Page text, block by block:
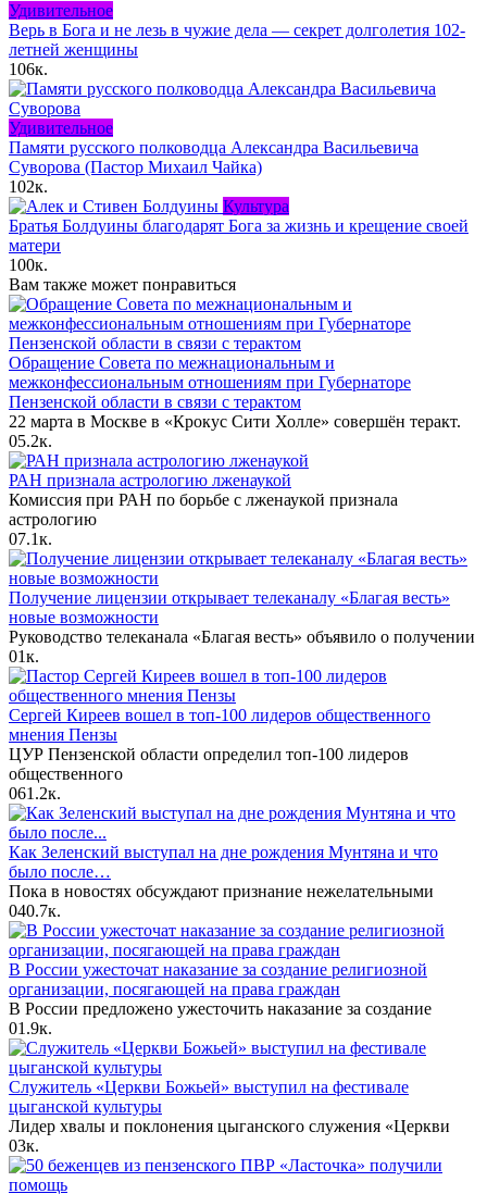
Удивительное
Верь в Бога и не лезь в чужие дела — секрет долголетия 102-
летней женщины
106к.
Удивительное
Памяти русского полководца Александра Васильевича
Суворова (Пастор Михаил Чайка)
102к.
Культура
Братья Болдуины благодарят Бога за жизнь и крещение своей
матери
100к.
Вам также может понравиться
Обращение Совета по межнациональным и
межконфессиональным отношениям при Губернаторе
Пензенской области в связи с терактом
22 марта в Москве в «Крокус Сити Холле» совершён теракт.
05.2к.
РАН признала астрологию лженаукой
Комиссия при РАН по борьбе с лженаукой признала
астрологию
07.1к.
Получение лицензии открывает телеканалу «Благая весть»
новые возможности
Руководство телеканала «Благая весть» объявило о получении
01к.
Сергей Киреев вошел в топ-100 лидеров общественного
мнения Пензы
ЦУР Пензенской области определил топ-100 лидеров
общественного
061.2к.
Как Зеленский выступал на дне рождения Мунтяна и что
было после…
Пока в новостях обсуждают признание нежелательными
040.7к.
В России ужесточат наказание за создание религиозной
организации, посягающей на права граждан
В России предложено ужесточить наказание за создание
01.9к.
Служитель «Церкви Божьей» выступил на фестивале
цыганской культуры
Лидер хвалы и поклонения цыганского служения «Церкви
03к.